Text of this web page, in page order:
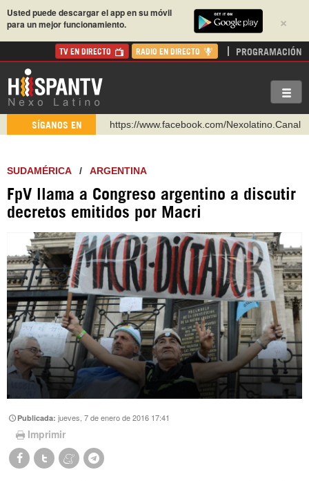
×
Usted puede descargar el app en su móvil
para un mejor funcionamiento.
TV EN DIRECTO RADIO EN DIRECTO PROGRAMACIÓN
SÍGANOS EN
https://www.facebook.com/Nexolatino.Canal
http://twitter.com/nexo_latino
https://t.me/hispantvcanal
https://urmedium.com/c/hispantv
Instagram como: hispan_tv
SUDAMÉRICA/ ARGENTINA
FpV llama a Congreso argentino a discutir
decretos emitidos por Macri
Publicada:jueves, 7 de enero de 2016 17:41
Imprimir